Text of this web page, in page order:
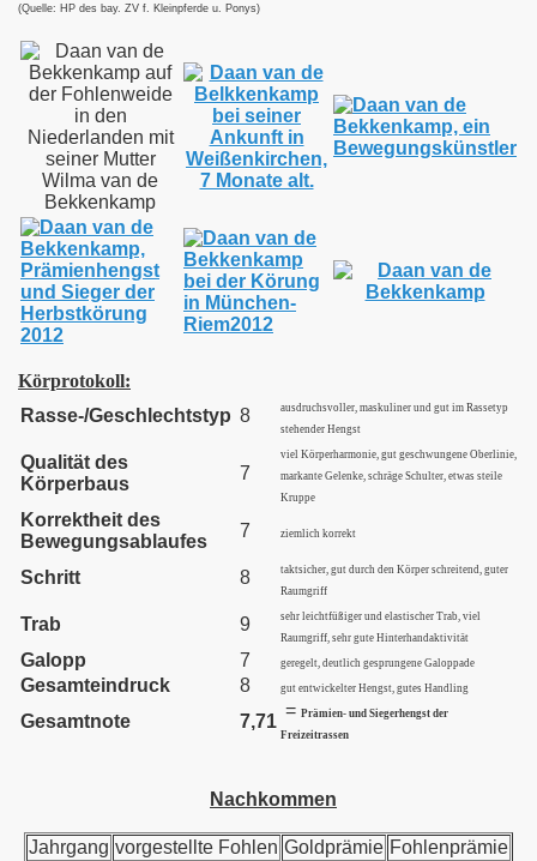
(Quelle: HP des bay. ZV f. Kleinpferde u. Ponys)
Körprotokoll:
Rasse-/Geschlechtstyp 8
ausdruchsvoller, maskuliner und gut im Rassetyp
stehender Hengst
Qualität des
Körperbaus
7
viel Körperharmonie, gut geschwungene Oberlinie,
markante Gelenke, schräge Schulter, etwas steile
Kruppe
Korrektheit des
Bewegungsablaufes
7 ziemlich korrekt
Schritt 8
taktsicher, gut durch den Körper schreitend, guter
Raumgriff
Trab 9
sehr leichtfüßiger und elastischer Trab, viel
Raumgriff, sehr gute Hinterhandaktivität
Galopp 7 geregelt, deutlich gesprungene Galoppade
Gesamteindruck 8 gut entwickelter Hengst, gutes Handling
Gesamtnote 7,71
= Prämien- und Siegerhengst der
Freizeitrassen
Nachkommen
Jahrgang vorgestellte Fohlen Goldprämie Fohlenprämie